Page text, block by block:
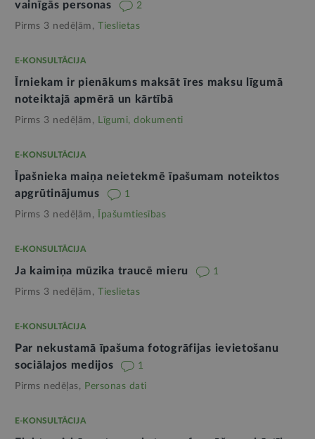
vainīgās personas
2
Pirms 3 nedēļām, Tieslietas
E-KONSULTĀCIJA
Īrniekam ir pienākums maksāt īres maksu līgumā
noteiktajā apmērā un kārtībā
Pirms 3 nedēļām, Līgumi, dokumenti
E-KONSULTĀCIJA
Īpašnieka maiņa neietekmē īpašumam noteiktos
apgrūtinājumus
1
Pirms 3 nedēļām, Īpašumtiesības
E-KONSULTĀCIJA
Ja kaimiņa mūzika traucē mieru 1
Pirms 3 nedēļām, Tieslietas
E-KONSULTĀCIJA
Par nekustamā īpašuma fotogrāfijas ievietošanu
sociālajos medijos
1
Pirms nedēļas, Personas dati
E-KONSULTĀCIJA